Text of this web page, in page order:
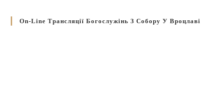
On-Line Трансляції Богослужінь З Собору У Вроцлаві